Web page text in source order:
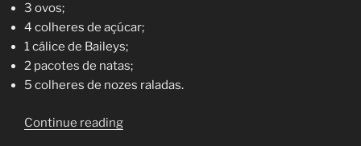
3 ovos;
4 colheres de açúcar;
1 cálice de Baileys;
2 pacotes de natas;
5 colheres de nozes raladas.
Continue reading“Parfait